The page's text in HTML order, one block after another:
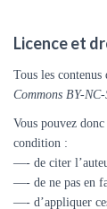
Licence et
Tous les
Commons BY-
Vous pouvez
condition :
—- de citer
—- de ne pas en
—- d’appliquer